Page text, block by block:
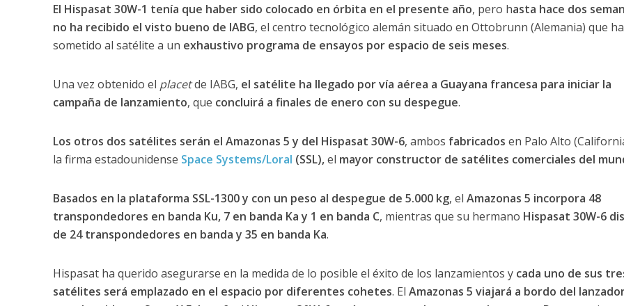
El Hispasat 30W-1 tenía que haber sido colocado en órbita en el presente año, pero hasta hace dos
no ha recibido el visto bueno de IABG, el centro tecnológico alemán situado en Ottobrunn (Alemania) que ha
sometido al satélite a un exhaustivo programa de ensayos por espacio de seis meses.
Una vez obtenido el placetde IABG, el satélite ha llegado por vía aérea a Guayana francesa para iniciar la
campaña de lanzamiento, que concluirá a finales de enero con su despegue.
Los otros dos satélites serán el Amazonas 5 y del Hispasat 30W-6, ambos fabricados en Palo Alto
la firma estadounidense Space Systems/Loral (SSL),el mayor constructor de satélites comerciales del
Basados en la plataforma SSL-1300 y con un peso al despegue de 5.000 kg, el Amazonas 5 incorpora 48
transpondedores en banda Ku, 7 en banda Ka y 1 en banda C, mientras que su hermano Hispasat 30W-6
de 24 transpondedores en banda y 35 en banda Ka.
Hispasat ha querido asegurarse en la medida de lo posible el éxito de los lanzamientos y cada uno de sus
satélites será emplazado en el espacio por diferentes cohetes. El Amazonas 5 viajará a bordo del